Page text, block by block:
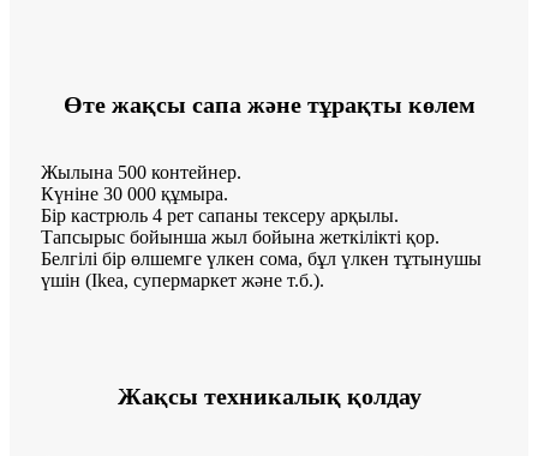
Өте жақсы сапа және тұрақты көлем
Жылына 500 контейнер.
Күніне 30 000 құмыра.
Бір кастрюль 4 рет сапаны тексеру арқылы.
Тапсырыс бойынша жыл бойына жеткілікті қор.
Белгілі бір өлшемге үлкен сома, бұл үлкен тұтынушы
үшін (Ikea, супермаркет және т.б.).
Жақсы техникалық қолдау